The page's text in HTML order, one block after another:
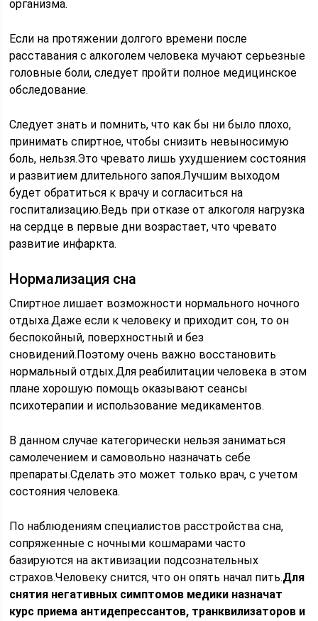
организма.
Если на протяжении долгого времени после
расставания с алкоголем человека мучают серьезные
головные боли, следует пройти полное медицинское
обследование.
Следует знать и помнить, что как бы ни было плохо,
принимать спиртное, чтобы снизить невыносимую
боль, нельзя.Это чревато лишь ухудшением состояния
и развитием длительного запоя.Лучшим выходом
будет обратиться к врачу и согласиться на
госпитализацию.Ведь при отказе от алкоголя нагрузка
на сердце в первые дни возрастает, что чревато
развитие инфаркта.
Нормализация сна
Спиртное лишает возможности нормального ночного
отдыха.Даже если к человеку и приходит сон, то он
беспокойный, поверхностный и без
сновидений.Поэтому очень важно восстановить
нормальный отдых.Для реабилитации человека в этом
плане хорошую помощь оказывают сеансы
психотерапии и использование медикаментов.
В данном случае категорически нельзя заниматься
самолечением и самовольно назначать себе
препараты.Сделать это может только врач, с учетом
состояния человека.
По наблюдениям специалистов расстройства сна,
сопряженные с ночными кошмарами часто
базируются на активизации подсознательных
страхов.Человеку снится, что он опять начал пить.Для
снятия негативных симптомов медики назначат
курс приема антидепрессантов, транквилизаторов и